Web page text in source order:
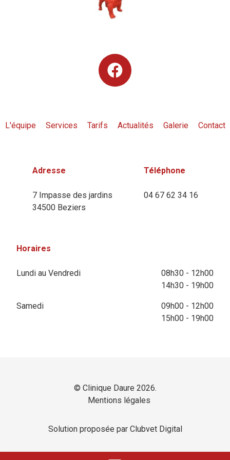
L'équipe Services Tarifs Actualités Galerie Contact
Adresse
7 Impasse des jardins
34500 Beziers
Téléphone
04 67 62 34 16
Horaires
Lundi au Vendredi
08h30 - 12h00
14h30 - 19h00
Samedi
09h00 - 12h00
15h00 - 19h00
© Clinique Daure 2026.
Mentions légales
Solution proposée par Clubvet Digital